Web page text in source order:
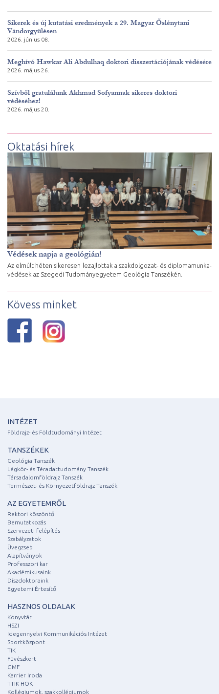
Sikerek és új kutatási eredmények a 29. Magyar Őslénytani
Vándorgyűlésen
2026. június 08.
Meghívó Hawkar Ali Abdulhaq doktori disszertációjának védésére
2026. május 26.
Szívből gratulálunk Akhmad Sofyannak sikeres doktori
védéséhez!
2026. május 20.
Oktatási hírek
Védések napja a geológián!
Az elmúlt héten sikeresen lezajlottak a szakdolgozat- és diplomamunka-
védések az Szegedi Tudományegyetem Geológia Tanszékén.
Kövess minket
INTÉZET
Földrajz- és Földtudományi Intézet
TANSZÉKEK
Geológia Tanszék
Légkör- és Téradattudomány Tanszék
Társadalomföldrajz Tanszék
Természet- és Környezetföldrajz Tanszék
AZ EGYETEMRŐL
Rektori köszöntő
Bemutatkozás
Szervezeti felépítés
Szabályzatok
Üvegzseb
Alapítványok
Professzori kar
Akadémikusaink
Díszdoktoraink
Egyetemi Értesítő
HASZNOS OLDALAK
Könyvtár
HSZI
Idegennyelvi Kommunikációs Intézet
Sportközpont
TIK
Füvészkert
GMF
Karrier Iroda
TTIK HÖK
Kollégiumok, szakkollégiumok